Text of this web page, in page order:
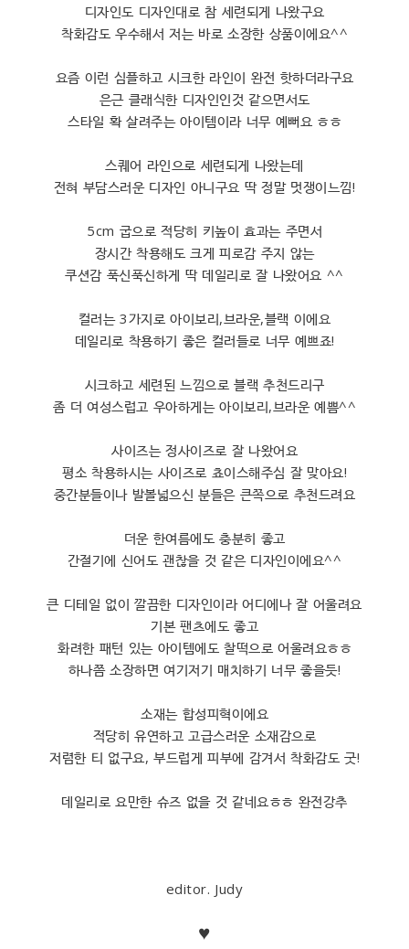
디자인도 디자인대로 참 세련되게 나왔구요
착화감도 우수해서 저는 바로 소장한 상품이에요^^
요즘 이런 심플하고 시크한 라인이 완전 핫하더라구요
은근 클래식한 디자인인것 같으면서도
스타일 확 살려주는 아이템이라 너무 예뻐요 ㅎㅎ
스퀘어 라인으로 세련되게 나왔는데
전혀 부담스러운 디자인 아니구요 딱 정말 멋쟁이느낌!
5cm 굽으로 적당히 키높이 효과는 주면서
장시간 착용해도 크게 피로감 주지 않는
쿠션감 푹신푹신하게 딱 데일리로 잘 나왔어요 ^^
컬러는 3가지로 아이보리,브라운,블랙 이에요
데일리로 착용하기 좋은 컬러들로 너무 예쁘죠!
시크하고 세련된 느낌으로 블랙 추천드리구
좀 더 여성스럽고 우아하게는 아이보리,브라운 예쁨^^
사이즈는 정사이즈로 잘 나왔어요
평소 착용하시는 사이즈로 쵸이스해주심 잘 맞아요!
중간분들이나 발볼넓으신 분들은 큰쪽으로 추천드려요
더운 한여름에도 충분히 좋고
간절기에 신어도 괜찮을 것 같은 디자인이에요^^
큰 디테일 없이 깔끔한 디자인이라 어디에나 잘 어울려요
기본 팬츠에도 좋고
화려한 패턴 있는 아이템에도 찰떡으로 어울려요ㅎㅎ
하나쯤 소장하면 여기저기 매치하기 너무 좋을듯!
소재는 합성피혁이에요
적당히 유연하고 고급스러운 소재감으로
저렴한 티 없구요, 부드럽게 피부에 감겨서 착화감도 굿!
데일리로 요만한 슈즈 없을 것 같네요ㅎㅎ 완전강추
editor. Judy
♥